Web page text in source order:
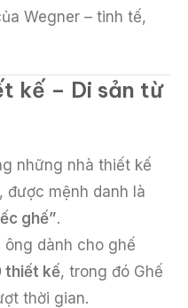
Wegner – tinh tế,
kế – Di sản từ
những nhà thiết kế
được mệnh danh là
ghế”.
dành cho ghế
thiết kế, trong đó Ghế
thời gian.